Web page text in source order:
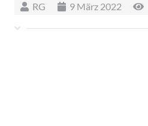
RG 9 März 2022